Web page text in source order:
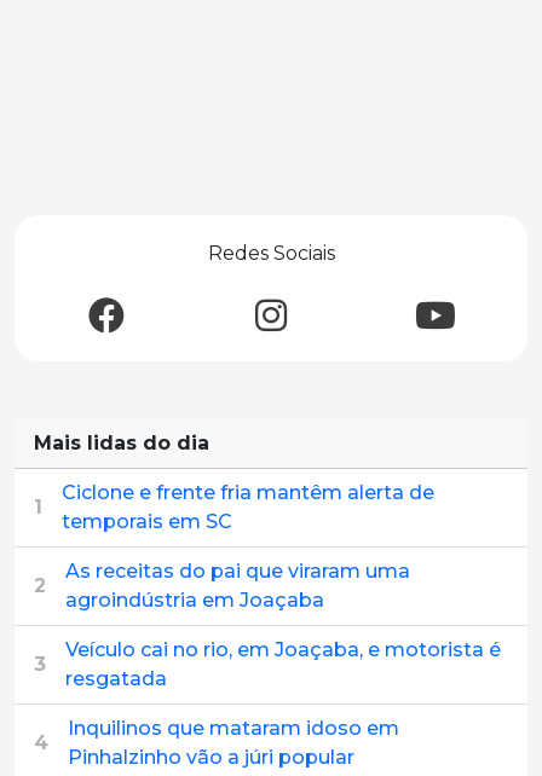
Redes Sociais
Mais lidas do dia
1
Ciclone e frente fria mantêm alerta de
temporais em SC
2
As receitas do pai que viraram uma
agroindústria em Joaçaba
3
Veículo cai no rio, em Joaçaba, e motorista é
resgatada
4
Inquilinos que mataram idoso em
Pinhalzinho vão a júri popular